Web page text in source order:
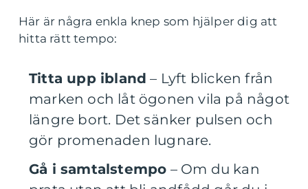
Här är några enkla knep som hjälper dig att
hitta rätt tempo:
Titta upp ibland – Lyft blicken från
marken och låt ögonen vila på något
längre bort. Det sänker pulsen och
gör promenaden lugnare.
Gå i samtalstempo – Om du kan